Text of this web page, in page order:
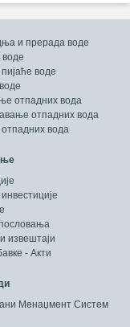
и прерада воде
воде
воде
отпадних вода
отпадних вода
отпадних вода
извештаји
- Акти
Менаџмент Систем